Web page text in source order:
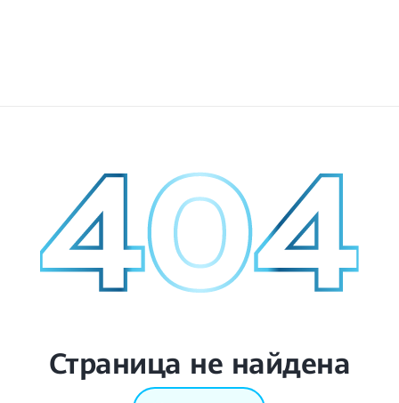
Страница не найдена